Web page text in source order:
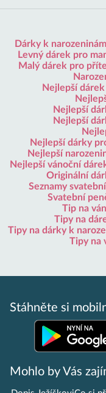
Dárky k
Levný dárek pro
Malý dárek pro
Nejlepší
Nejlepší
Nejlepší
Nejlepší dárky
Nejlepší
Nejlepší vánoční
Originální
Seznamy
Svatební
Tip na
Tipy na
Tipy na dárky k
Tipy na
Stáhněte si
Mohlo by Vás